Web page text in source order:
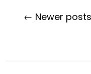
← Newer posts